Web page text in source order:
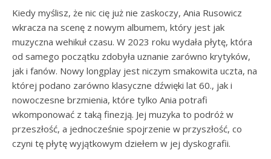
Kiedy myślisz, że nic cię już nie zaskoczy, Ania Rusowicz
wkracza na scenę z nowym albumem, który jest jak
muzyczna wehikuł czasu. W 2023 roku wydała płytę, która
od samego początku zdobyła uznanie zarówno krytyków,
jak i fanów. Nowy longplay jest niczym smakowita uczta, na
której podano zarówno klasyczne dźwięki lat 60., jak i
nowoczesne brzmienia, które tylko Ania potrafi
wkomponować z taką finezją. Jej muzyka to podróż w
przeszłość, a jednocześnie spojrzenie w przyszłość, co
czyni tę płytę wyjątkowym dziełem w jej dyskografii.